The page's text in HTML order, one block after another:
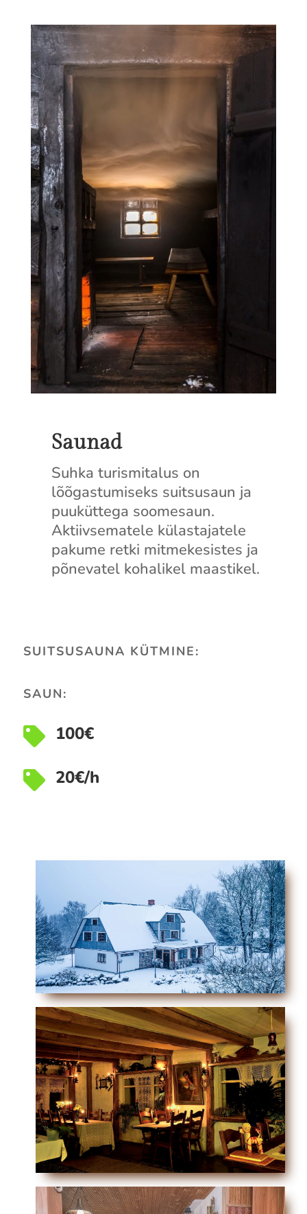
Saunad
Suhka turismitalus on
lõõgastumiseks suitsusaun ja
puuküttega soomesaun.
Aktiivsematele külastajatele
pakume retki mitmekesistes ja
põnevatel kohalikel maastikel.
SUITSUSAUNA KÜTMINE:
SAUN:
 100€
 20€/h